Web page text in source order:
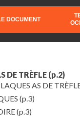
DOCUMENT
DE TRÈFLE (p.2)
AS DE
(p.3)
(p.3)